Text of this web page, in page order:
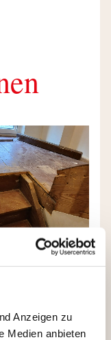
Anzeigen zu
Medien anbieten